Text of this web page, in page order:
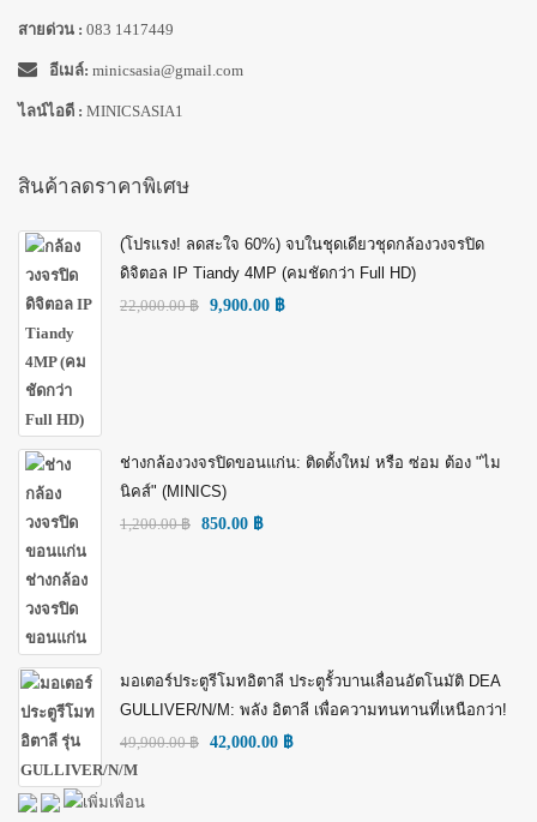
สายด่วน : 083 1417449
อีเมล์: minicsasia@gmail.com
ไลน์ไอดี : MINICSASIA1
สินค้าลดราคาพิเศษ
(โปรแรง! ลดสะใจ 60%) จบในชุดเดียวชุดกล้องวงจรปิด
ดิจิตอล IP Tiandy 4MP (คมชัดกว่า Full HD)
22,000.00฿ 9,900.00 ฿
ช่างกล้องวงจรปิดขอนแก่น: ติดตั้งใหม่ หรือ ซ่อม ต้อง "ไม
นิคส์" (MINICS)
1,200.00฿ 850.00 ฿
มอเตอร์ประตูรีโมทอิตาลี ประตูรั้วบานเลื่อนอัตโนมัติ DEA
GULLIVER/N/M: พลัง อิตาลี เพื่อความทนทานที่เหนือกว่า!
49,900.00฿ 42,000.00 ฿